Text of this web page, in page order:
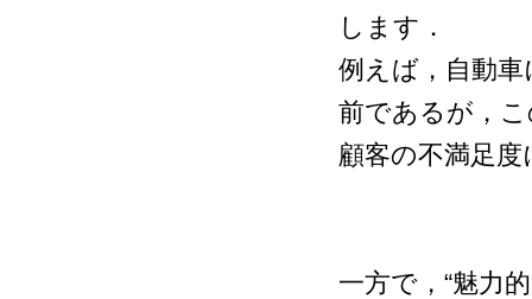
します．
例えば，自動
前であるが，
顧客の不満足
一方で，“魅力